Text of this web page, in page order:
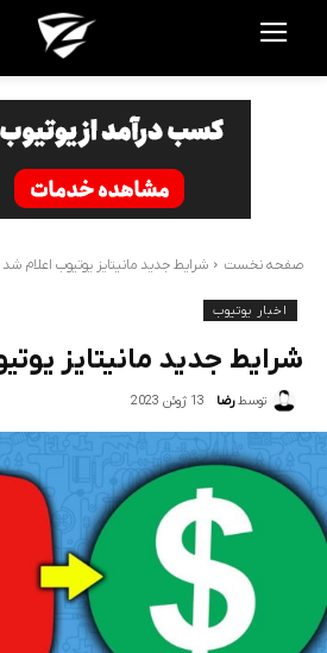
صفحه نخست شرایط جدید مانیتایز یوتیوب اعلام شد
اخبار یوتیوب
شرایط جدید مانیتایز
توسط رضا 13 ژوئن 2023